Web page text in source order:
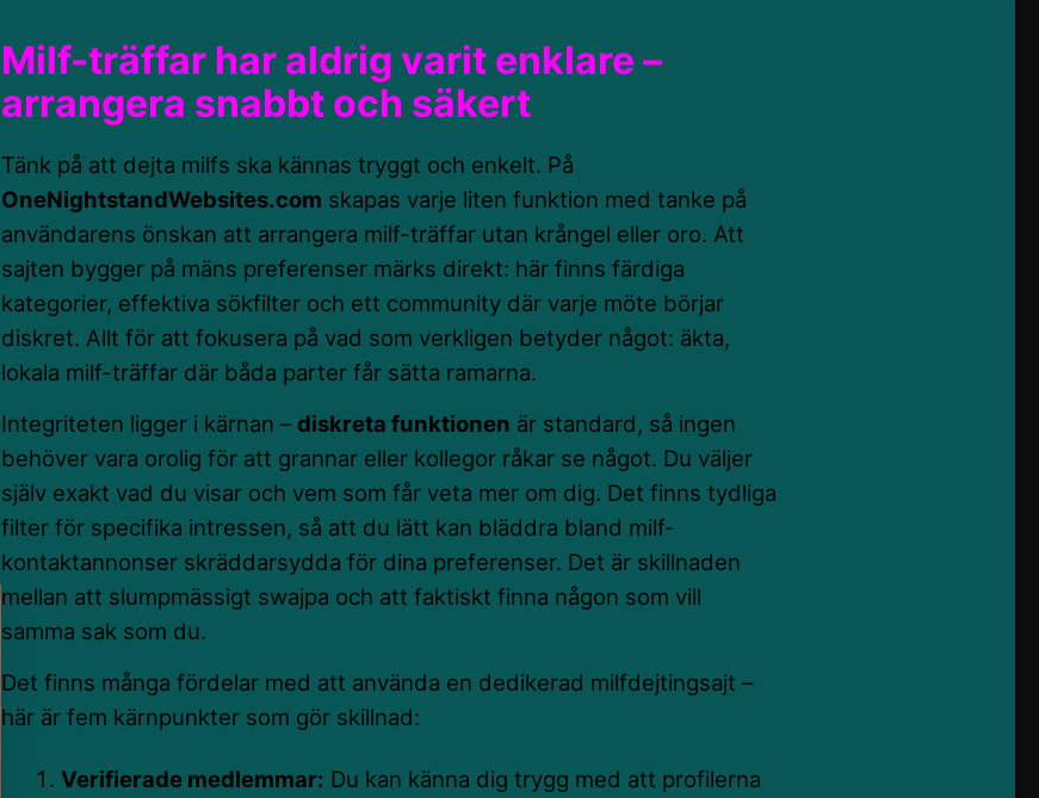
Milf-träffar har aldrig varit enklare –
arrangera snabbt och säkert
Tänk på att dejta milfs ska kännas tryggt och enkelt. På
OneNightstandWebsites.com skapas varje liten funktion med tanke på
användarens önskan att arrangera milf-träffar utan krångel eller oro. Att
sajten bygger på mäns preferenser märks direkt: här finns färdiga
kategorier, effektiva sökfilter och ett community där varje möte börjar
diskret. Allt för att fokusera på vad som verkligen betyder något: äkta,
lokala milf-träffar där båda parter får sätta ramarna.
Integriteten ligger i kärnan – diskreta funktionen är standard, så ingen
behöver vara orolig för att grannar eller kollegor råkar se något. Du väljer
själv exakt vad du visar och vem som får veta mer om dig. Det finns tydliga
filter för specifika intressen, så att du lätt kan bläddra bland milf-
kontaktannonser skräddarsydda för dina preferenser. Det är skillnaden
mellan att slumpmässigt swajpa och att faktiskt finna någon som vill
samma sak som du.
Det finns många fördelar med att använda en dedikerad milfdejtingsajt –
här är fem kärnpunkter som gör skillnad:
Verifierade medlemmar: Du kan känna dig trygg med att profilerna